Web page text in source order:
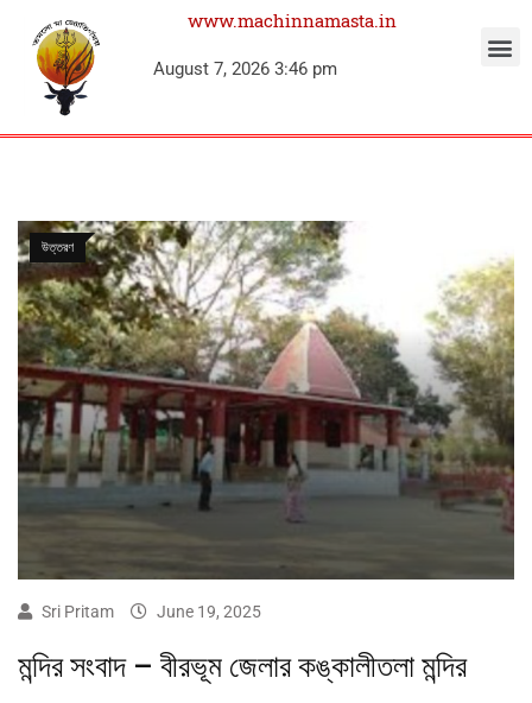
www.machinnamasta.in
August 7, 2026 3:46 pm
উত্তরণ
Sri Pritam June 19, 2025
মন্দির সংবাদ – বীরভূম জেলার কঙ্কালীতলা মন্দির